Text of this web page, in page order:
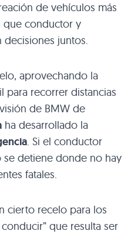
de vehículos más
que conductor y
juntos.
aprovechando la
para recorrer distancias
de BMW de
ha desarrollado la
. Si el conductor
detiene donde no hay
fatales.
cierto recelo para los
que resulta ser